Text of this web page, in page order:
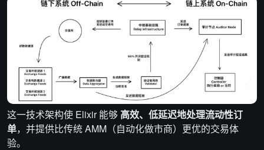
这一技术架构使 Elixir 能够 高效、低延迟地处理流动性订
单，并提供比传统 AMM（自动化做市商）更优的交易体
验。